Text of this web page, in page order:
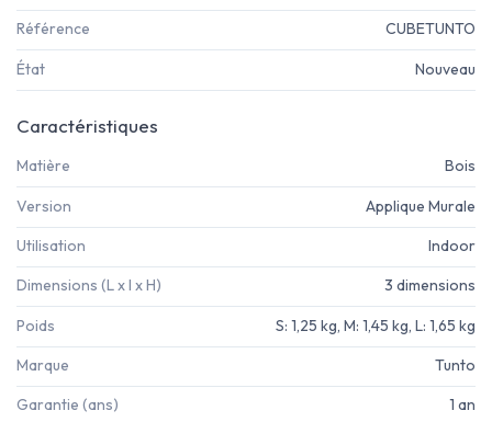
Référence CUBETUNTO
État Nouveau
Caractéristiques
Matière Bois
Version Applique Murale
Utilisation Indoor
Dimensions (L x l x H) 3 dimensions
Poids S: 1,25 kg, M: 1,45 kg, L: 1,65 kg
Marque Tunto
Garantie (ans) 1 an